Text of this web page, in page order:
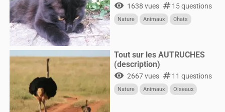
visibility 1638 vues numbers15 questions
Nature Animaux Chats
Tout sur les AUTRUCHES
(description)
visibility 2667 vues numbers11 questions
Nature Animaux Oiseaux